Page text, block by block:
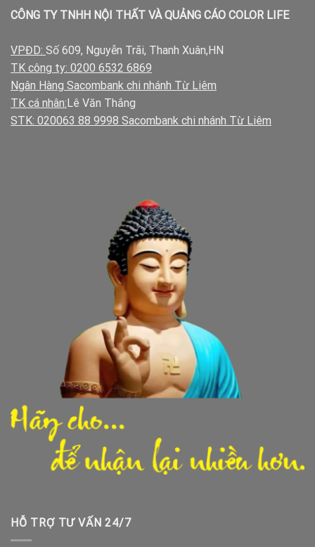
CÔNG TY TNHH NỘI THẤT VÀ QUẢNG CÁO COLOR LIFE
VPĐD: Số 609, Nguyễn Trãi, Thanh Xuân,HN
TK công ty: 0200 6532 6869
Ngân Hàng Sacombank chi nhánh Từ Liêm
TK cá nhân:Lê Văn Thắng
STK: 020063 88 9998 Sacombank chi nhánh Từ Liêm
HỖ TRỢ TƯ VẤN 24/7